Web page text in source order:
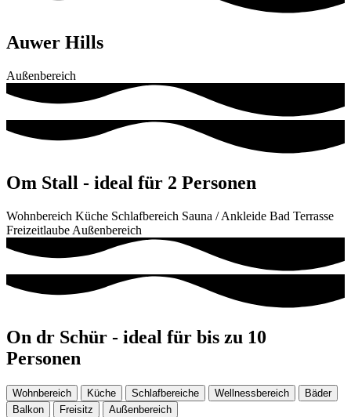
Auwer Hills
Außenbereich
Om Stall - ideal für 2 Personen
Wohnbereich Küche Schlafbereich Sauna / Ankleide Bad Terrasse
Freizeitlaube Außenbereich
On dr Schür - ideal für bis zu 10
Personen
Wohnbereich Küche Schlafbereiche Wellnessbereich
Bäder
Balkon
Freisitz Außenbereich